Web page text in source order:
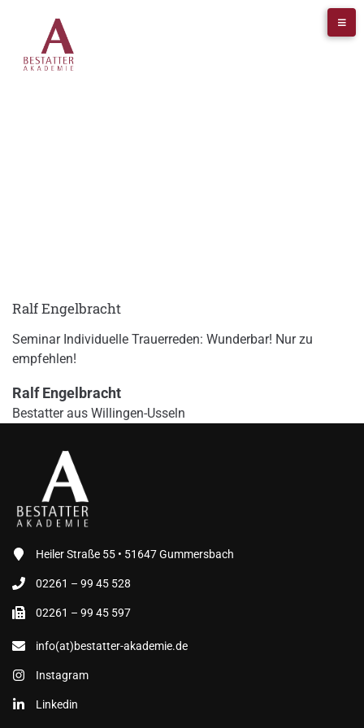
Ralf Engelbracht
Seminar Individuelle Trauerreden: Wunderbar! Nur zu
empfehlen!
Ralf Engelbracht
Bestatter aus Willingen-Usseln
Heiler Straße 55 • 51647 Gummersbach
02261 – 99 45 528
02261 – 99 45 597
info(at)bestatter-akademie.de
Instagram
Linkedin